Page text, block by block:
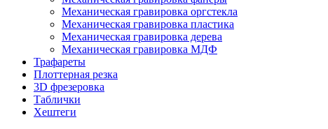
Механическая гравировка оргстекла
Механическая гравировка пластика
Механическая гравировка дерева
Механическая гравировка МДФ
Трафареты
Плоттерная резка
3D фрезеровка
Таблички
Хештеги